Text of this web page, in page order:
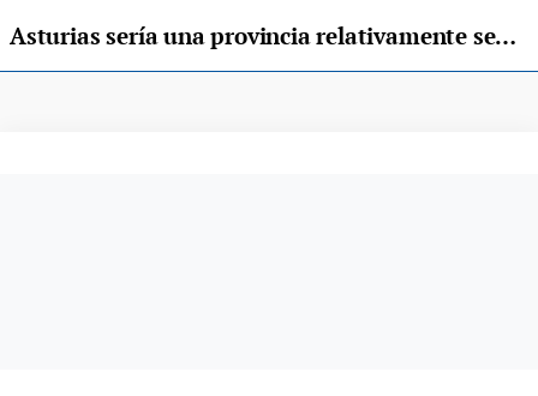
Asturias sería una provincia relativamente segura en caso de apocalipsis zombi